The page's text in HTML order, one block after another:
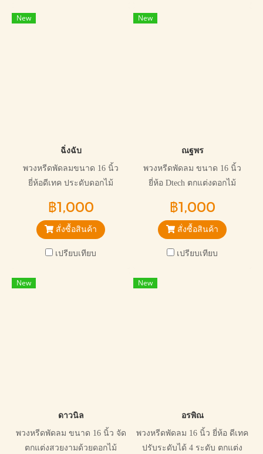
New
ฉิ่งฉับ
พวงหรีดพัดลมขนาด 16 นิ้ว
ยี่ห้อดีเทค ประดับดอกไม้
฿1,000
สั่งซื้อสินค้า
เปรียบเทียบ
New
ณฐพร
พวงหรีดพัดลม ขนาด 16 นิ้ว
ยี่ห้อ Dtech ตกแต่งดอกไม้
4 ระดับ สินค้าได้รับมาตรฐาน มี
ใบรับประกัน ใช้ไม้ได้สามารถ
เคลมได้ภายใน 4-7 วัน
฿1,000
สั่งซื้อสินค้า
เปรียบเทียบ
New
ดาวนิล
พวงหรีดพัดลม ขนาด 16 นิ้ว จัด
ตกแต่งสวยงามด้วยดอกไม้
New
อรพิณ
พวงหรีดพัดลม 16 นิ้ว ยี่ห้อ ดีเทค
ปรับระดับได้ 4 ระดับ ตกแต่ง